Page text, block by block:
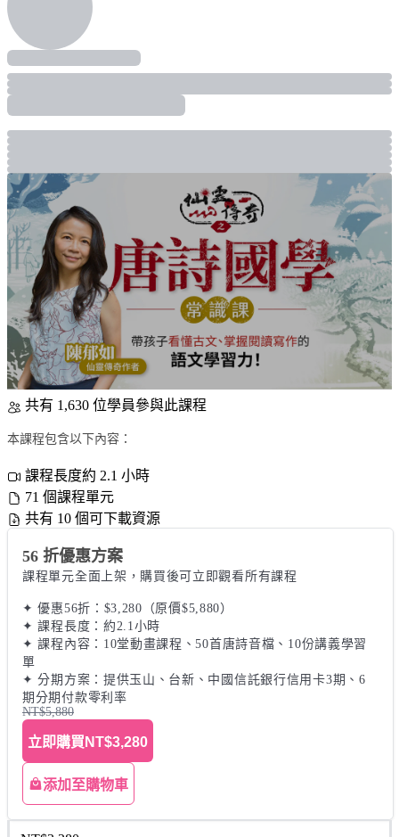
共有 1,630 位學員參與此課程
本課程包含以下內容：
課程長度約 2.1 小時
71 個課程單元
共有 10 個可下載資源
56 折優惠方案
課程單元全面上架，購買後可立即觀看所有課程
✦ 優惠56折：$3,280（原價$5,880）
✦ 課程長度：約2.1小時
✦ 課程內容：10堂動畫課程、50首唐詩音檔、10份講義學習
單
✦ 分期方案：提供玉山、台新、中國信託銀行信用卡3期、6
期分期付款零利率
NT$5,880
立即購買 NT$3,280
添加至購物車